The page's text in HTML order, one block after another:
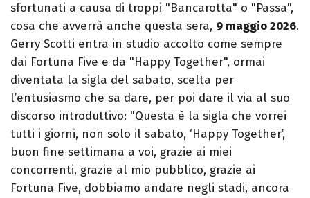
sfortunati a causa di troppi "Bancarotta" o "Passa",
cosa che avverrà anche questa sera, 9 maggio 2026.
Gerry Scotti entra in studio accolto come sempre
dai Fortuna Five e da "Happy Together", ormai
diventata la sigla del sabato, scelta per
l’entusiasmo che sa dare, per poi dare il via al suo
discorso introduttivo: "Questa è la sigla che vorrei
tutti i giorni, non solo il sabato, ‘Happy Together’,
buon fine settimana a voi, grazie ai miei
concorrenti, grazie al mio pubblico, grazie ai
Fortuna Five, dobbiamo andare negli stadi, ancora